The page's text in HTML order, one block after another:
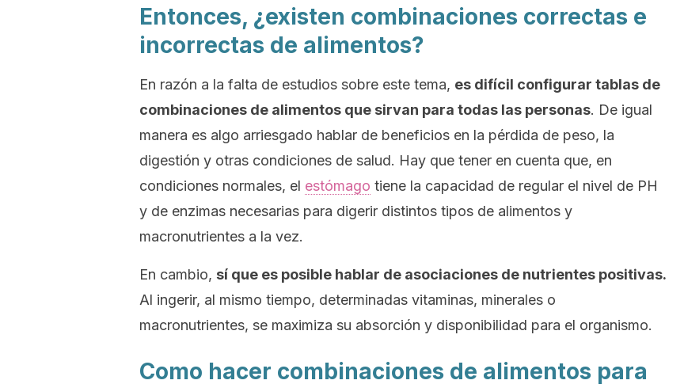
Entonces, ¿existen combinaciones correctas e
incorrectas de alimentos?
En razón a la falta de estudios sobre este tema, es difícil configurar tablas de
combinaciones de alimentos que sirvan para todas las personas. De igual
manera es algo arriesgado hablar de beneficios en la pérdida de peso, la
digestión y otras condiciones de salud. Hay que tener en cuenta que, en
condiciones normales, el estómago tiene la capacidad de regular el nivel de PH
y de enzimas necesarias para digerir distintos tipos de alimentos y
macronutrientes a la vez.
En cambio, sí que es posible hablar de asociaciones de nutrientes positivas.
Al ingerir, al mismo tiempo, determinadas vitaminas, minerales o
macronutrientes, se maximiza su absorción y disponibilidad para el organismo.
Como hacer combinaciones de alimentos para